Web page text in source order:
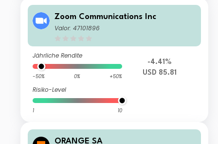
Zoom Communications Inc
Valor: 47101896
Jährliche Rendite
-50% 0% +50%
Risiko-Level
1 10
-4.41%
USD 85.81
ORANGE SA